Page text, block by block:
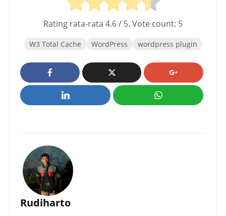
Rating rata-rata 4.6/ 5. Vote count: 5
W3 Total Cache WordPress wordpress plugin
Rudiharto